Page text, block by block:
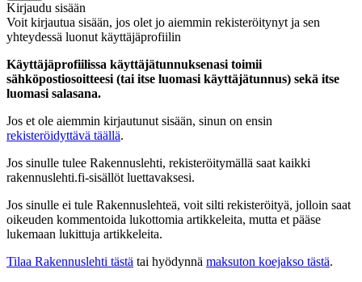
Kirjaudu sisään
Voit kirjautua sisään, jos olet jo aiemmin rekisteröitynyt ja sen
yhteydessä luonut käyttäjäprofiilin
Käyttäjäprofiilissa käyttäjätunnuksenasi toimii
sähköpostiosoitteesi (tai itse luomasi käyttäjätunnus) sekä itse
luomasi salasana.
Jos et ole aiemmin kirjautunut sisään, sinun on ensin
rekisteröidyttävä täällä.
Jos sinulle tulee Rakennuslehti, rekisteröitymällä saat kaikki
rakennuslehti.fi-sisällöt luettavaksesi.
Jos sinulle ei tule Rakennuslehteä, voit silti rekisteröityä, jolloin saat
oikeuden kommentoida lukottomia artikkeleita, mutta et pääse
lukemaan lukittuja artikkeleita.
Tilaa Rakennuslehti tästä tai hyödynnä maksuton koejakso tästä.